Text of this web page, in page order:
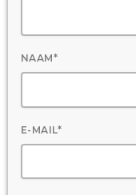
NAAM*
E-MAIL*